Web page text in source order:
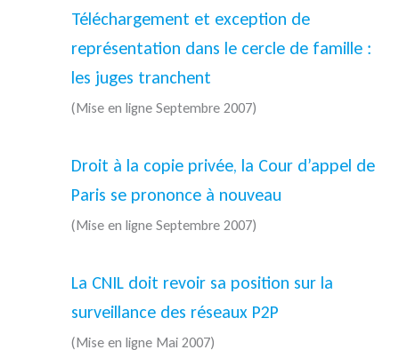
Téléchargement et exception de
représentation dans le cercle de famille :
les juges tranchent
(Mise en ligne Septembre 2007)
Droit à la copie privée, la Cour d’appel de
Paris se prononce à nouveau
(Mise en ligne Septembre 2007)
La CNIL doit revoir sa position sur la
surveillance des réseaux P2P
(Mise en ligne Mai 2007)